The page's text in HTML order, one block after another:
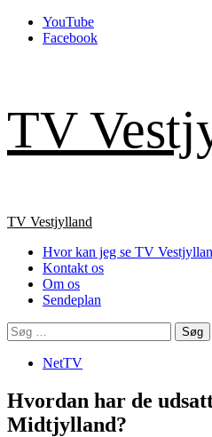
Skip
YouTube
Facebook
TV
Primary
TV Vestjylland
Hvor kan jeg se TV
Kontakt os
Om os
Sendeplan
Søg
efter:
NetTV
Hvordan har de
Midtjylland?